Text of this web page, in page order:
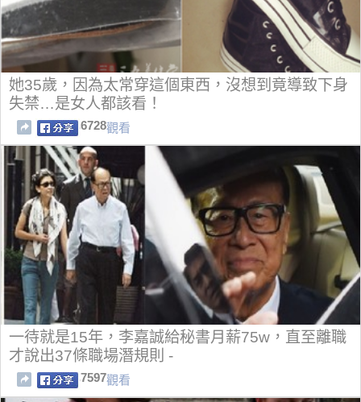
她35歲，因為太常穿這個東西，沒想到竟導致下身
失禁…是女人都該看！
6728觀看
一待就是15年，李嘉誠給秘書月薪75w，直至離職
才說出37條職場潛規則 -
7597觀看